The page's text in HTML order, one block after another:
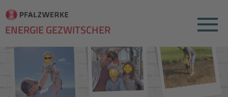
ENERGIE GEZWITSCHER Menu